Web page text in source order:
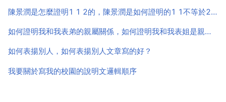
陳景潤是怎麼證明1 1 2的，陳景潤是如何證明的1 1不等於2？
如何證明我和我表弟的親屬關係，如何證明我和我表姐是親屬關係求文字文書
如何表揚別人，如何表揚別人文章寫的好？
我要關於寫我的校園的說明文邏輯順序